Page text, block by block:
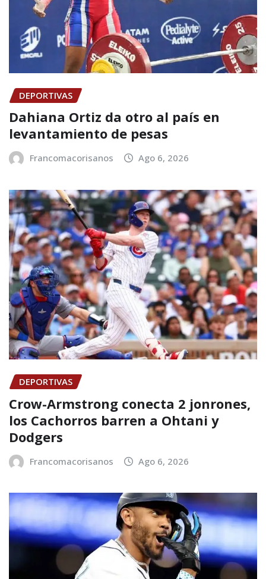
DEPORTIVAS
Dahiana Ortiz da otro al país en
levantamiento de pesas
Francomacorisanos Ago 6, 2026
DEPORTIVAS
Crow-Armstrong conecta 2 jonrones,
los Cachorros barren a Ohtani y
Dodgers
Francomacorisanos Ago 6, 2026